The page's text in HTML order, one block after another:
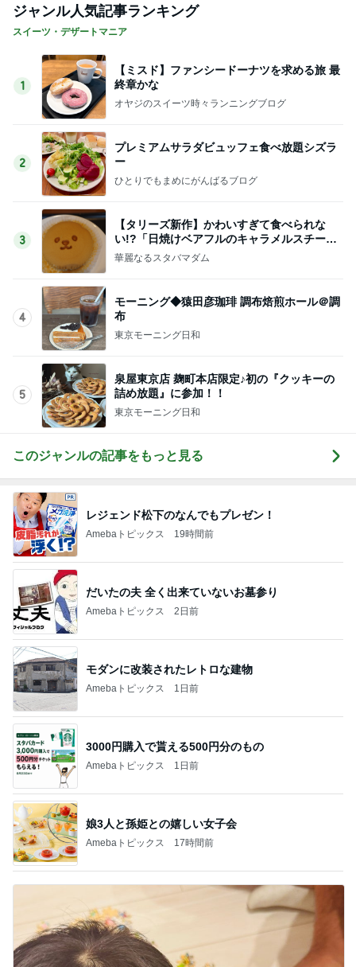
ジャンル人気記事ランキング
スイーツ・デザートマニア
1
【ミスド】ファンシードーナツを求める旅 最
終章かな
オヤジのスイーツ時々ランニングブログ
2
プレミアムサラダビュッフェ食べ放題シズラ
ー
ひとりでもまめにがんばるブログ
3
【タリーズ新作】かわいすぎて食べられな
い!?「日焼けベアフルのキャラメルスチーム
ケーキ」を実食
華麗なるスタバマダム
4
モーニング◆猿田彦珈琲 調布焙煎ホール＠調
布
東京モーニング日和
5
泉屋東京店 麹町本店限定♪初の『クッキーの
詰め放題』に参加！！
東京モーニング日和
このジャンルの記事をもっと見る
レジェンド松下のなんでもプレゼン！
Amebaトピックス 19時間前
だいたの夫 全く出来ていないお墓参り
Amebaトピックス 2日前
モダンに改装されたレトロな建物
Amebaトピックス 1日前
3000円購入で貰える500円分のもの
Amebaトピックス 1日前
娘3人と孫姫との嬉しい女子会
Amebaトピックス 17時間前